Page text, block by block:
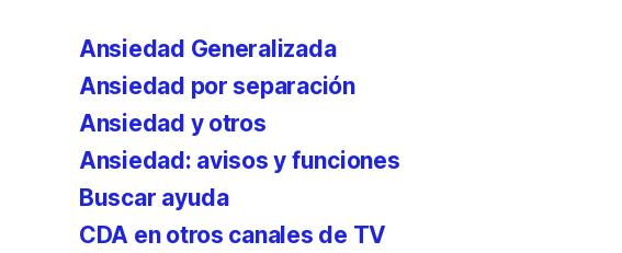
Ansiedad Generalizada
Ansiedad por separación
Ansiedad y otros
Ansiedad: avisos y funciones
Buscar ayuda
CDA en otros canales de TV